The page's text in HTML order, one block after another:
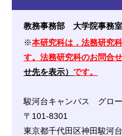
教務事務部 大学院事務室
※本研究科は，法務研究
す。法務研究科のお問合
せ先を表示） です。
駿河台キャンパス グロー
〒101-8301
東京都千代田区神田駿河